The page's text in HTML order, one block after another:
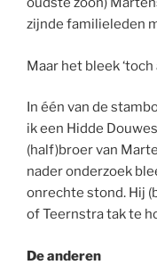
zijnde familieleden
Maar het bleek ‘toch
In één van de
ik een Hidde
(half)broer van
nader onderzoek
onrechte stond. Hij
of Teernstra tak te
De anderen